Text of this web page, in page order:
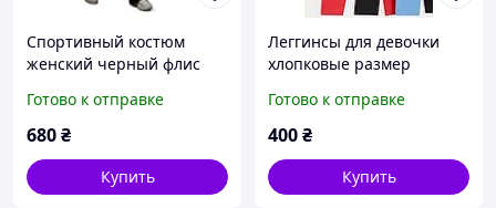
Спортивный костюм
женский черный флис
штаны клеш размер 52
54
Готово к отправке
680₴
Купить
Леггинсы для девочки
хлопковые размер
черные 152 см 11-12 лет
Готово к отправке
400₴
Купить